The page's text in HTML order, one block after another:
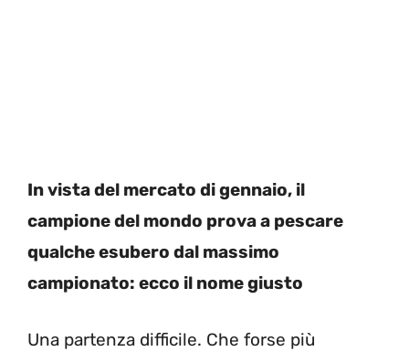
In vista del mercato di gennaio, il
campione del mondo prova a pescare
qualche esubero dal massimo
campionato: ecco il nome giusto
Una partenza difficile. Che forse più